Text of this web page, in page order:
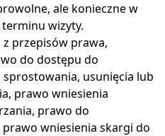
ale konieczne w
wizyty.
z przepisów prawa,
do dostępu do
usunięcia lub
prawo wniesienia
prawo do
wniesienia skargi do